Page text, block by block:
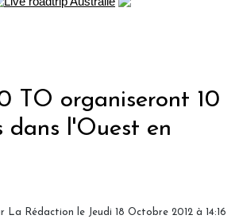
TO organiseront 10
dans l'Ouest en
La Rédaction le Jeudi 18 Octobre 2012 à 14:16